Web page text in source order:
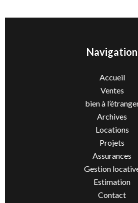
Navigation
Accueil
Ventes
bien à
Archives
Locations
Projets
Assurances
Gestion
Estimation
Contact